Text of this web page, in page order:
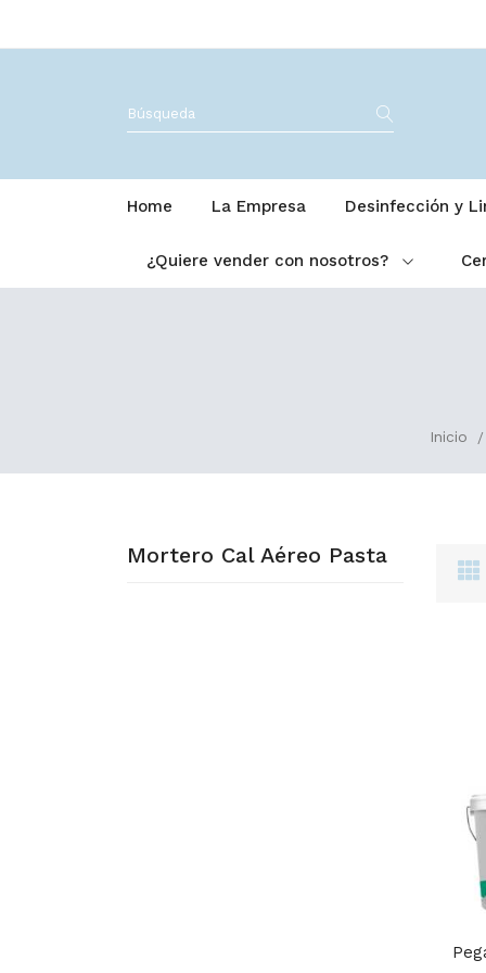
Home La Empresa Desinfección y
¿Quiere vender con nosotros?
Inicio
Mortero Cal Aéreo Pasta